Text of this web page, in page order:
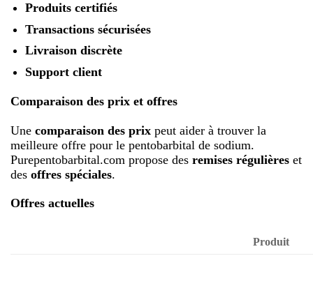
Produits certifiés
Transactions sécurisées
Livraison discrète
Support client
Comparaison des prix et offres
Une comparaison des prix peut aider à trouver la
meilleure offre pour le pentobarbital de sodium.
Purepentobarbital.com propose des remises régulières et
des offres spéciales.
Offres actuelles
Produit